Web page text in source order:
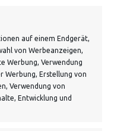
auf einem Endgerät,
von Werbeanzeigen,
Werbung, Verwendung
Werbung, Erstellung von
Verwendung von
Entwicklung und